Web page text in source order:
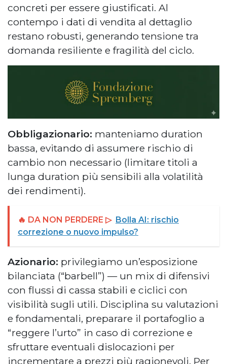
concreti per essere giustificati. Al
contempo i dati di vendita al dettaglio
restano robusti, generando tensione tra
domanda resiliente e fragilità del ciclo.
Obbligazionario: manteniamo duration
bassa, evitando di assumere rischio di
cambio non necessario (limitare titoli a
lunga duration più sensibili alla volatilità
dei rendimenti).
🔥 DA NON PERDERE ▷ Bolla AI: rischio
correzione o nuovo impulso?
Azionario: privilegiamo un’esposizione
bilanciata (“barbell”) — un mix di difensivi
con flussi di cassa stabili e ciclici con
visibilità sugli utili. Disciplina su valutazioni
e fondamentali, preparare il portafoglio a
“reggere l’urto” in caso di correzione e
sfruttare eventuali dislocazioni per
incrementare a prezzi più ragionevoli. Per